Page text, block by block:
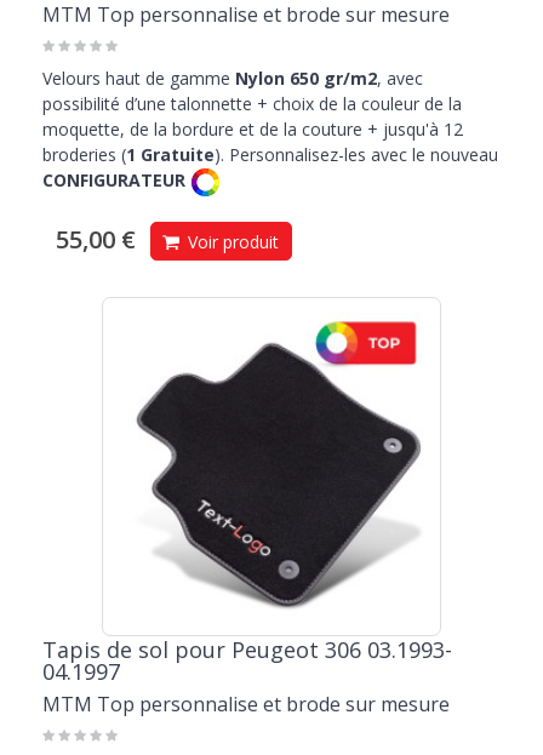
MTM Top personnalise et brode sur mesure
Velours haut de gamme Nylon 650 gr/m2, avec
possibilité d’une talonnette + choix de la couleur de la
moquette, de la bordure et de la couture + jusqu'à 12
broderies (1 Gratuite). Personnalisez-les avec le nouveau
CONFIGURATEUR
55,00 € Voir produit
Tapis de sol pour Peugeot 306 03.1993-
04.1997
MTM Top personnalise et brode sur mesure